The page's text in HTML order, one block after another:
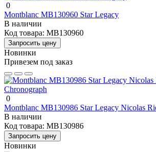
0
Montblanc MB130960 Star Legacy
В наличии
Код товара: MB130960
Запросить цену
Новинки
Привезем под заказ
0
Montblanc MB130986 Star Legacy Nicolas
В наличии
Код товара: MB130986
Запросить цену
Новинки